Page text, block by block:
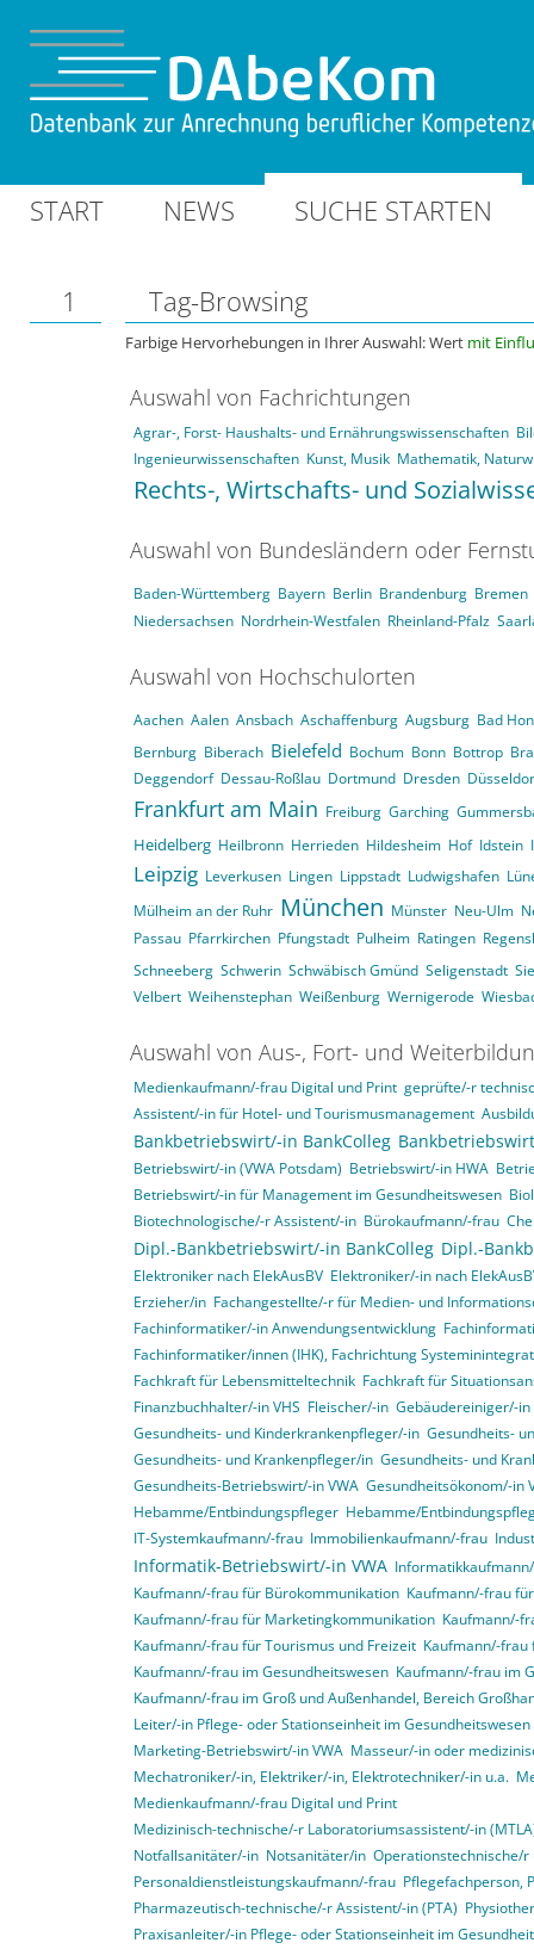
START NEWS SUCHE STARTEN
1 Tag-Browsing
Farbige Hervorhebungen in Ihrer Auswahl: Wert mit
Auswahl von Fachrichtungen
Agrar-, Forst- Haushalts- und Ernährungswissenschaften
Ingenieurwissenschaften Kunst, Musik Mathematik,
Rechts-, Wirtschafts- und
Auswahl von Bundesländern oder
Baden-Württemberg Bayern Berlin Brandenburg Bremen
Niedersachsen Nordrhein-Westfalen Rheinland-Pfalz
Auswahl von Hochschulorten
Aachen Aalen Ansbach Aschaffenburg Augsburg Bad
Bernburg Biberach Bielefeld Bochum Bonn Bottrop
Deggendorf Dessau-Roßlau Dortmund Dresden
Frankfurt am Main Freiburg Garching
Heidelberg Heilbronn Herrieden Hildesheim Hof Idstein
Leipzig Leverkusen Lingen Lippstadt Ludwigshafen
Mülheim an der Ruhr München Münster Neu-Ulm
Passau Pfarrkirchen Pfungstadt Pulheim Ratingen
Schneeberg Schwerin Schwäbisch Gmünd Seligenstadt
Velbert Weihenstephan Weißenburg Wernigerode
Auswahl von Aus-, Fort- und
Medienkaufmann/-frau Digital und Print geprüfte/-r
Assistent/-in für Hotel- und Tourismusmanagement
Bankbetriebswirt/-in BankColleg
Betriebswirt/-in (VWA Potsdam) Betriebswirt/-in HWA
Betriebswirt/-in für Management im Gesundheitswesen
Biotechnologische/-r Assistent/-in Bürokaufmann/-frau
Dipl.-Bankbetriebswirt/-in BankColleg Dipl.-
Elektroniker nach ElekAusBV Elektroniker/-in nach
Erzieher/in Fachangestellte/-r für Medien- und
Fachinformatiker/-in Anwendungsentwicklung
Fachinformatiker/innen (IHK), Fachrichtung
Fachkraft für Lebensmitteltechnik Fachkraft für
Finanzbuchhalter/-in VHS Fleischer/-in Gebäudereiniger/-in
Gesundheits- und Kinderkrankenpfleger/-in Gesundheits-
Gesundheits- und Krankenpfleger/in Gesundheits- und
Gesundheits-Betriebswirt/-in VWA Gesundheitsökonom/-in
Hebamme/Entbindungspfleger Hebamme/
IT-Systemkaufmann/-frau Immobilienkaufmann/-frau
Informatik-Betriebswirt/-in VWA
Kaufmann/-frau für Bürokommunikation Kaufmann/-frau
Kaufmann/-frau für Marketingkommunikation Kaufmann/-
Kaufmann/-frau für Tourismus und Freizeit Kaufmann/-frau
Kaufmann/-frau im Gesundheitswesen Kaufmann/-frau im
Kaufmann/-frau im Groß und Außenhandel, Bereich
Leiter/-in Pflege- oder Stationseinheit im Gesundheitswesen
Marketing-Betriebswirt/-in VWA Masseur/-in oder
Mechatroniker/-in, Elektriker/-in, Elektrotechniker/-in u.a.
Medienkaufmann/-frau Digital und Print
Medizinisch-technische/-r Laboratoriumsassistent/-in
Notfallsanitäter/-in Notsanitäter/in Operationstechnische/
Personaldienstleistungskaufmann/-frau Pflegefachperson,
Pharmazeutisch-technische/-r Assistent/-in (PTA)
Praxisanleiter/-in Pflege- oder Stationseinheit im